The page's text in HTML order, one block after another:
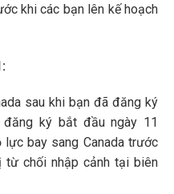
khi các bạn lên kế hoạch
sau khi bạn đã đăng ký
ký bắt đầu ngày 11
bay sang Canada trước
chối nhập cảnh tại biên